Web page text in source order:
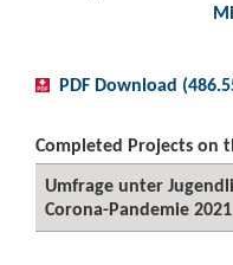
PDF Download
Completed Projects on
Umfrage unter
Corona-Pandemie 2021